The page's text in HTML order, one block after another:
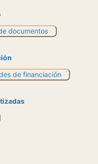
documentos
de financiación